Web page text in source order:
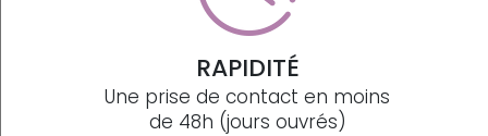
RAPIDITÉ
Une prise de contact en moins
de 48h (jours ouvrés)